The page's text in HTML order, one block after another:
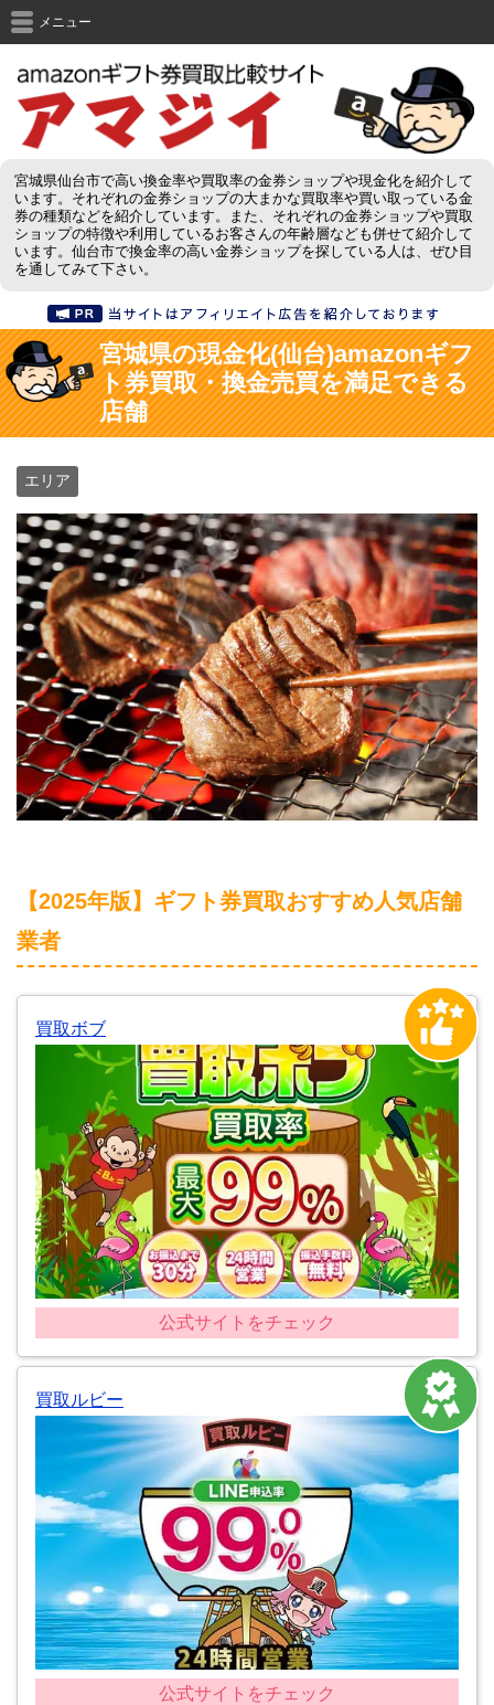
宮城県仙台市で高い換金率や買取率の金券ショップや現金化を紹介して
います。それぞれの金券ショップの大まかな買取率や買い取っている金
券の種類などを紹介しています。また、それぞれの金券ショップや買取
ショップの特徴や利用しているお客さんの年齢層なども併せて紹介して
います。仙台市で換金率の高い金券ショップを探している人は、ぜひ目
を通してみて下さい。
メニュー
宮城県の現金化(仙台)amazonギフ
ト券買取・換金売買を満足できる
店舗
エリア
【2025年版】ギフト券買取おすすめ人気店舗
業者
買取ボブ
公式サイトをチェック
買取ルビー
公式サイトをチェック